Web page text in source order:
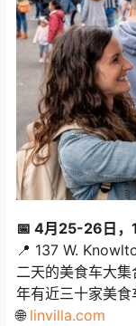
📅 4月25-26日
📍 137 W.
二天的美食车大
年有近三十家美食
🌐 linvilla.com